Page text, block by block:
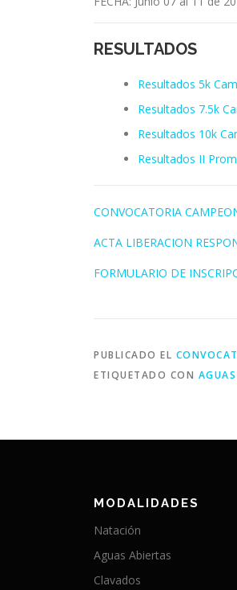
RESULTADOS
Resultados 5k
Resultados 7.5k
Resultados 10k
Resultados II
CONVOCATORIA
ACTA LIBERACION
FORMULARIO DE
PUBLICADO EL
ETIQUETADO CON
MODALIDADES
Natación
Aguas Abiertas
Clavados